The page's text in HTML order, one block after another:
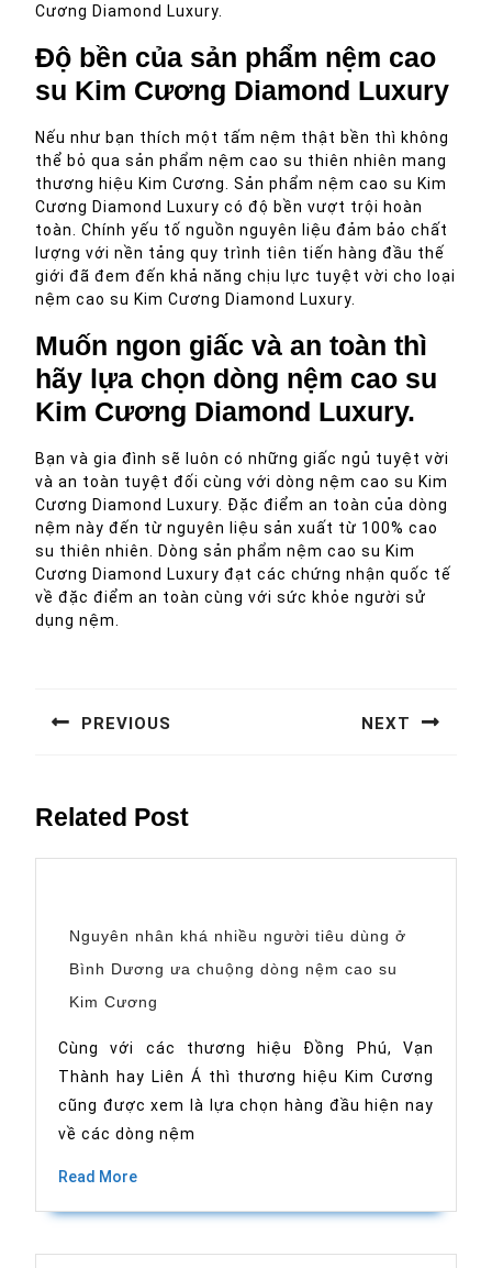
Cương Diamond Luxury.
Độ bền của sản phẩm nệm cao
su Kim Cương Diamond Luxury
Nếu như bạn thích một tấm nệm thật bền thì không
thể bỏ qua sản phẩm nệm cao su thiên nhiên mang
thương hiệu Kim Cương. Sản phẩm nệm cao su Kim
Cương Diamond Luxury có độ bền vượt trội hoàn
toàn. Chính yếu tố nguồn nguyên liệu đảm bảo chất
lượng với nền tảng quy trình tiên tiến hàng đầu thế
giới đã đem đến khả năng chịu lực tuyệt vời cho loại
nệm cao su Kim Cương Diamond Luxury.
Muốn ngon giấc và an toàn thì
hãy lựa chọn dòng nệm cao su
Kim Cương Diamond Luxury.
Bạn và gia đình sẽ luôn có những giấc ngủ tuyệt vời
và an toàn tuyệt đối cùng với dòng nệm cao su Kim
Cương Diamond Luxury. Đặc điểm an toàn của dòng
nệm này đến từ nguyên liệu sản xuất từ 100% cao
su thiên nhiên. Dòng sản phẩm nệm cao su Kim
Cương Diamond Luxury đạt các chứng nhận quốc tế
về đặc điểm an toàn cùng với sức khỏe người sử
dụng nệm.
bài
PREVIOUS NEXT
Related Post
Nguyên nhân khá nhiều người tiêu dùng ở
Bình Dương ưa chuộng dòng nệm cao su
Kim Cương
nhiều
người
tiêu
ở
Bình
Dương
nệm
su
Cùng với các thương hiệu Đồng Phú, Vạn
Thành hay Liên Á thì thương hiệu Kim Cương
cũng được xem là lựa chọn hàng đầu hiện nay
về các dòng nệm
Read MoreRead